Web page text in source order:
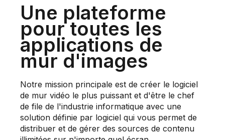
Une plateforme
pour toutes les
applications de
mur d'images
Notre mission principale est de créer le logiciel
de mur vidéo le plus puissant et d'être le chef
de file de l'industrie informatique avec une
solution définie par logiciel qui vous permet de
distribuer et de gérer des sources de contenu